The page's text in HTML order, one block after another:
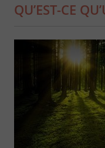
QU’EST-CE